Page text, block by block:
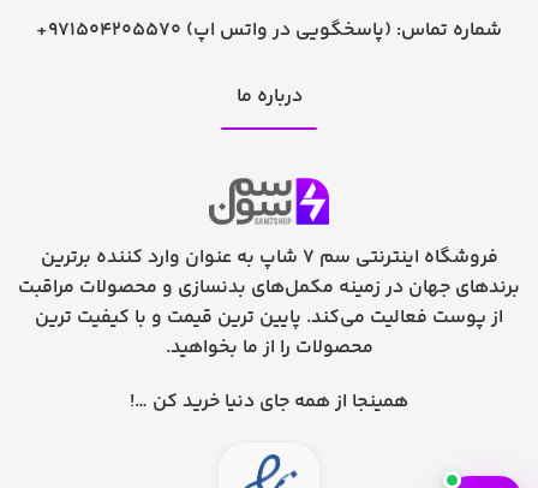
شماره تماس: +971504205570 (پاسخگویی در واتس اپ)
درباره ما
فروشگاه اینترنتی سم 7 شاپ به عنوان وارد کننده برترین
برندهای جهان در زمینه مکمل‌های بدنسازی و محصولات مراقبت
از پوست فعالیت می‌کند. پایین ترین قیمت و با کیفیت ترین
محصولات را از ما بخواهید.
همینجا از همه جای دنیا خرید کن …!